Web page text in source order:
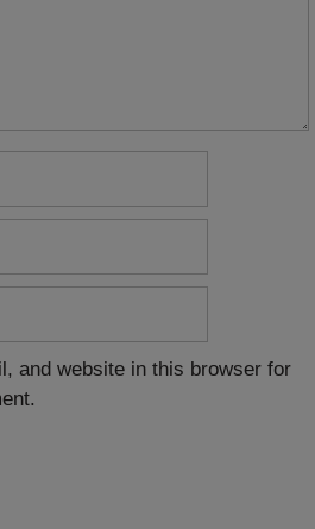
and website in this browser for